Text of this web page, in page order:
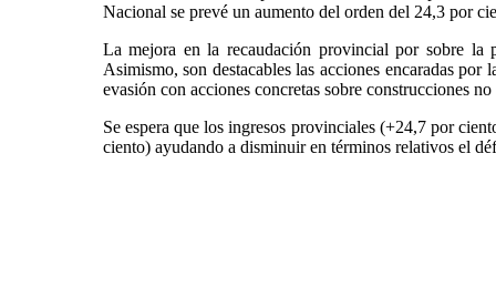
Nacional se prevé un aumento del orden del 24,3 por
La mejora en la recaudación provincial por sobre la
Asimismo, son destacables las acciones encaradas
evasión con acciones concretas sobre construcciones
Se espera que los ingresos provinciales (+24,7 por
ciento) ayudando a disminuir en términos relativos el